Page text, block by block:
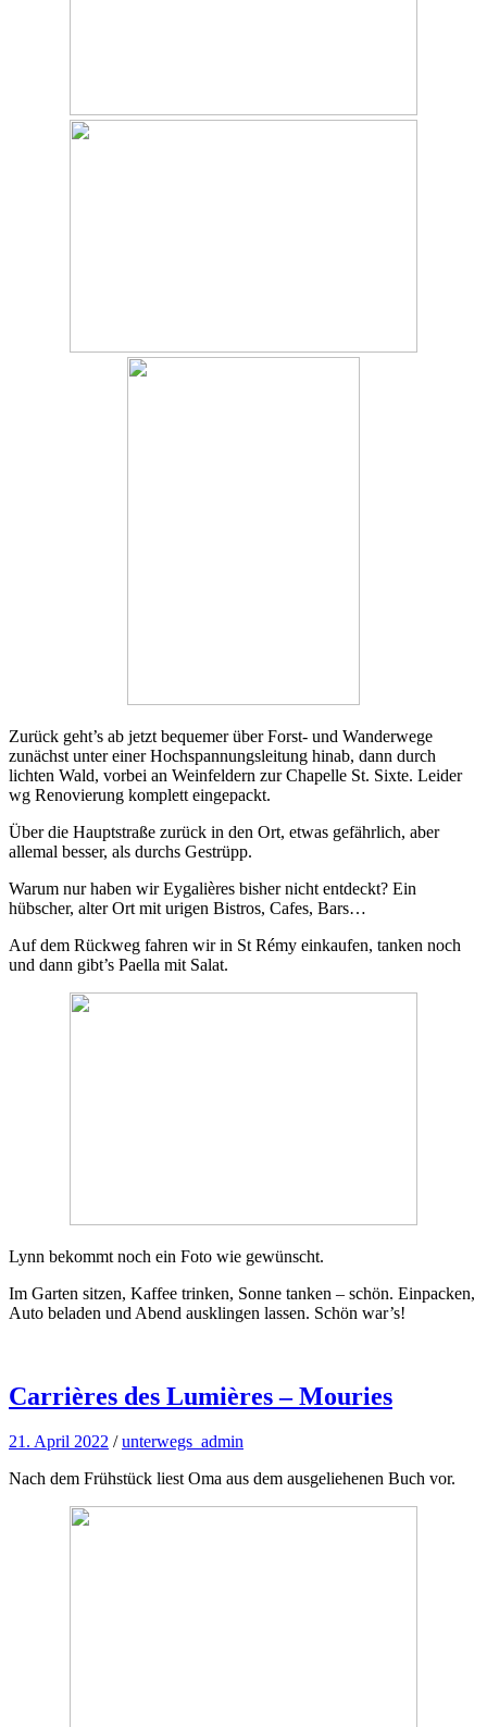
Zurück geht’s ab jetzt bequemer über Forst- und Wanderwege
zunächst unter einer Hochspannungsleitung hinab, dann durch
lichten Wald, vorbei an Weinfeldern zur Chapelle St. Sixte. Leider
wg Renovierung komplett eingepackt.
Über die Hauptstraße zurück in den Ort, etwas gefährlich, aber
allemal besser, als durchs Gestrüpp.
Warum nur haben wir Eygalières bisher nicht entdeckt? Ein
hübscher, alter Ort mit urigen Bistros, Cafes, Bars…
Auf dem Rückweg fahren wir in St Rémy einkaufen, tanken noch
und dann gibt’s Paella mit Salat.
Lynn bekommt noch ein Foto wie gewünscht.
Im Garten sitzen, Kaffee trinken, Sonne tanken – schön. Einpacken,
Auto beladen und Abend ausklingen lassen. Schön war’s!
Carrières des Lumières – Mouries
21. April 2022 /unterwegs_admin
Nach dem Frühstück liest Oma aus dem ausgeliehenen Buch vor.